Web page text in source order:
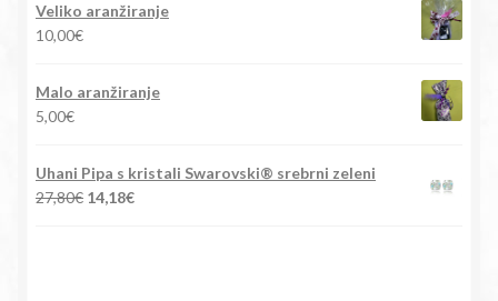
Veliko aranžiranje
10,00€
Malo aranžiranje
5,00€
Uhani Pipa s kristali Swarovski® srebrni zeleni
27,80€ Izvirna
14,18€Trenutna